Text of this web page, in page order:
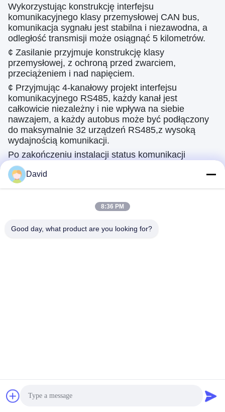
Wykorzystując konstrukcję interfejsu
komunikacyjnego klasy przemysłowej CAN bus,
komunikacja sygnału jest stabilna i niezawodna, a
odległość transmisji może osiągnąć 5 kilometrów.
¢ Zasilanie przyjmuje konstrukcję klasy
przemysłowej, z ochroną przed zwarciem,
przeciążeniem i nad napięciem.
¢ Przyjmując 4-kanałowy projekt interfejsu
komunikacyjnego RS485, każdy kanał jest
całkowicie niezależny i nie wpływa na siebie
nawzajem, a każdy autobus może być podłączony
do maksymalnie 32 urządzeń RS485,z wysoką
wydajnością komunikacji.
Po zakończeniu instalacji status komunikacji
urządzenia RS485 można wykryć jednym
przyciskiem,i status połączenia autobusowego
można szybko znaleźć.
Podstawowy parametr
David
8:36 PM
Good day, what product are you looking for?